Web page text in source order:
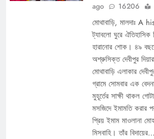
ago
16206
মোথাবাড়ি, মালদাঃ A
ট্যাবলো ঘুরে ঐতিহাসিক
হারানোর শোক। ৪৯
অশ্রুসিক্ত দেবীপুর
মোথাবাড়ি এলাকার
গ্রামে সোমবার এক
মুহূর্তের সাক্ষী থাকল
মসজিদে ইমামতি করার
প্রিয় ইমাম মাওলানা
মিসবাহি। তাঁর বিদায়ের…